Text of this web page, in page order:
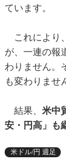
ています。
これにより
が、一連の報
わりません。
も変わりませ
結果、 米中
安・円高」も
米ドル/円 週足